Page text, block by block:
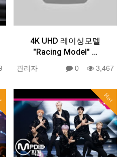
4K UHD 레이싱모델
"Racing Model" …
관리자 0 3,467
Hot